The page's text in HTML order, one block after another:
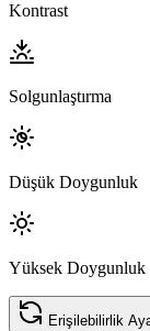
Kontrast
Solgunlaştırma
Düşük Doygunluk
Yüksek Doygunluk
Erişilebilirlik